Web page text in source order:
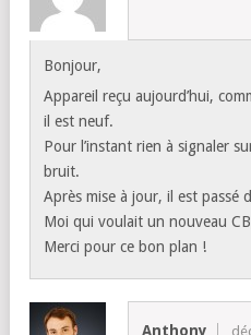
Bonjour,
Appareil reçu aujourd’hui,
il est neuf.
Pour l’instant rien à signaler
bruit.
Après mise à jour, il est passé
Moi qui voulait un nouveau
Merci pour ce bon plan !
Anthony